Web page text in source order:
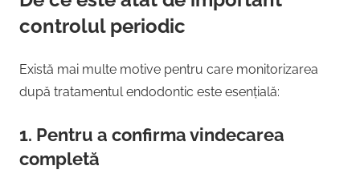
controlul periodic
Există mai multe motive pentru care monitorizarea
după tratamentul endodontic este esențială:
1. Pentru a confirma vindecarea
completă